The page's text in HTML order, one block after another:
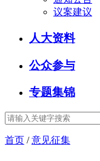
议案建议
人大资料
公众参与
专题集锦
首页 /意见征集